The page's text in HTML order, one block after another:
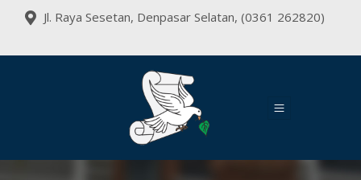
Jl. Raya Sesetan, Denpasar Selatan, (0361 262820)